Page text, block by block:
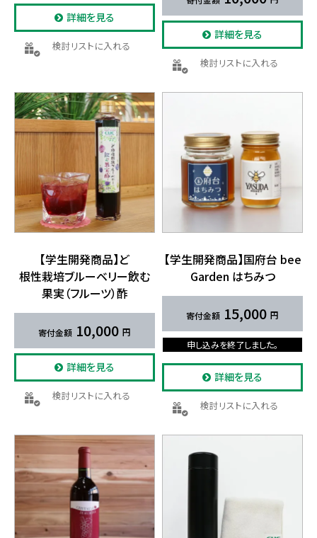
詳細を見る
検討リストに入れる
詳細を見る
検討リストに入れる
【学生開発商品】ど​
根性栽培ブルーベリー飲む
果実​（フルーツ）​酢
10,000
詳細を見る
検討リストに入れる
【学生開発商品】国府台 bee
Garden は​ちみつ
15,000
申し込みを終了しました。
詳細を見る
検討リストに入れる